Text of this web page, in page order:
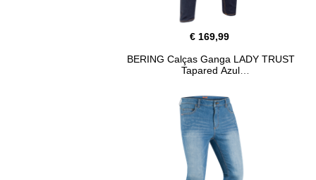
€ 169,99
BERING Calças Ganga LADY TRUST
Tapared Azul